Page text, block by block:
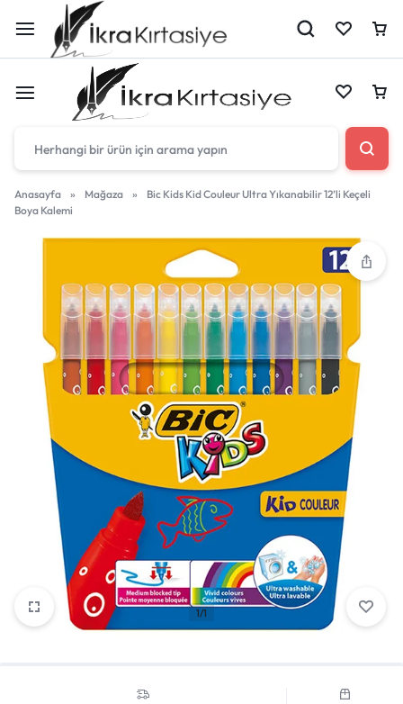
Çantan boş
Harika fırsatları kaçırmayın! Alışverişe başlayın
veya eklenen ürünleri görüntülemek için oturum
açın.
Mağazadaki Yenilikler
Giriş Yap
Çantan boş
Harika fırsatları kaçırmayın! Alışverişe başlayın
veya eklenen ürünleri görüntülemek için oturum
açın.
Mağazadaki Yenilikler
Giriş Yap
Anasayfa » Mağaza »
Bic Kids Kid Couleur Ultra Yıkanabilir 12’li Keçeli
Boya Kalemi
1/1